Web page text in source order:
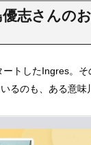
志さんの
トしたIngres。
るのも、ある意味